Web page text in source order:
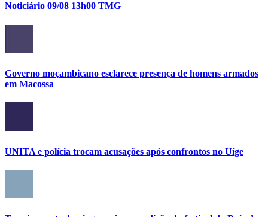
Noticiário 09/08 13h00 TMG
Governo moçambicano esclarece presença de homens armados
em Macossa
UNITA e polícia trocam acusações após confrontos no Uíge